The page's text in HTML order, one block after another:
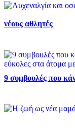
νέους αθλητές
9 συμβουλές που